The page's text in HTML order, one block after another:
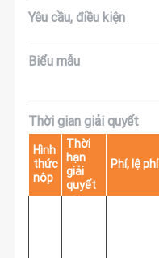
Yêu cầu, điều kiện
Biểu mẫu
Thời gian giải quyết
Hình
thức
nộp
Thời
hạn
giải
quyết
Phí, lệ phí